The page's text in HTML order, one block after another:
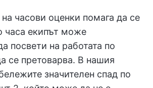
часови оценки помага да се
часа екипът може
посвети на работата по
се претоварва. В нашия
значителен спад по